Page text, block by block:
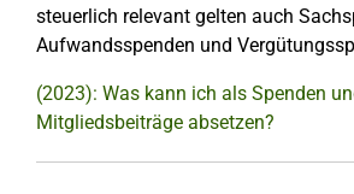
steuerlich relevant gelten auch
Aufwandsspenden und
(2023): Was kann ich als Spenden
Mitgliedsbeiträge absetzen?